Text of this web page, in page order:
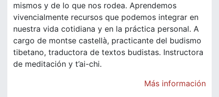
mismos y de lo que nos rodea. Aprendemos
vivencialmente recursos que podemos integrar en
nuestra vida cotidiana y en la práctica personal. A
cargo de montse castellà, practicante del budismo
tibetano, traductora de textos budistas. Instructora
de meditación y t’ai-chi.
Más información